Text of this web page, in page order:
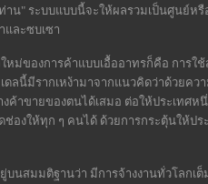
น" ระบบแบบนี้จะให้ผลรวมเป็นศูนย์ห
และซบเซา
ใหม่ของการค้าแบบเอื้ออาทรก็คือ การ
ลนี้มีรากเหง้ามาจากแนวคิดว่าด้วยควา
าขายของตนได้เสมอ ต่อให้ประเทศหนึ่
ดช่องให้ทุก ๆ คนได้ ด้วยการกระตุ้นให้
บนสมมติฐานว่า มีการจ้างงานทั่วโลก